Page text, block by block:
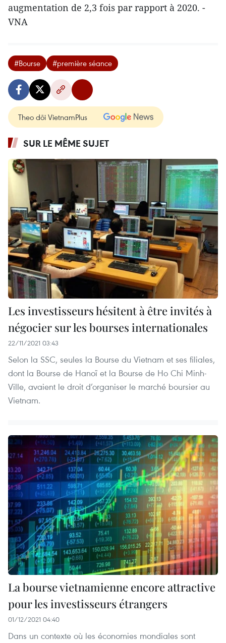
augmentation de 2,3 fois par rapport à 2020. -
VNA
#Bourse #première séance
Theo dõi VietnamPlus
SUR LE MÊME SUJET
Les investisseurs hésitent à être invités à
négocier sur les bourses internationales
22/11/2021 03:43
Selon la SSC, seules la Bourse du Vietnam et ses filiales,
dont la Bourse de Hanoï et la Bourse de Ho Chi Minh-
Ville, avaient le droit d’organiser le marché boursier au
Vietnam.
La bourse vietnamienne encore attractive
pour les investisseurs étrangers
01/12/2021 04:40
Dans un contexte où les économies mondiales sont